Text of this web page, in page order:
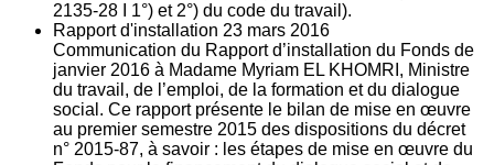
2135‐28 I 1°) et 2°) du code du travail).
Rapport d'installation 23 mars 2016
Communication du Rapport d’installation du Fonds de
janvier 2016 à Madame Myriam EL KHOMRI, Ministre
du travail, de l’emploi, de la formation et du dialogue
social. Ce rapport présente le bilan de mise en œuvre
au premier semestre 2015 des dispositions du décret
n° 2015-87, à savoir : les étapes de mise en œuvre du